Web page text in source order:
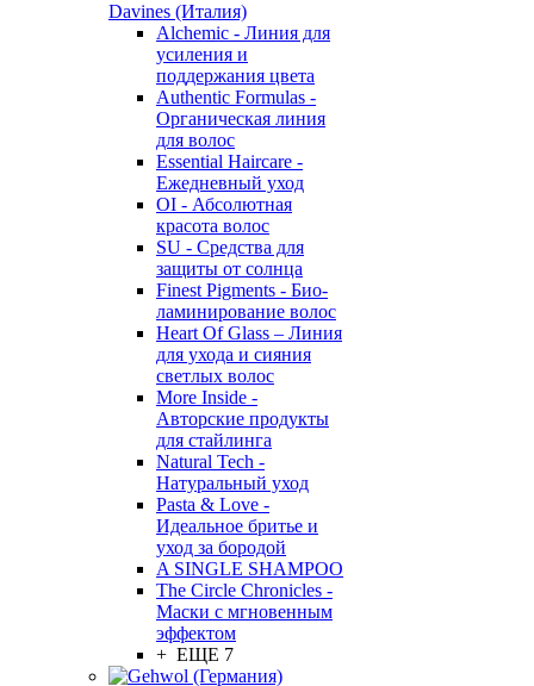
Davines (Италия)
Alchemic - Линия для
усиления и
поддержания цвета
Authentic Formulas -
Органическая линия
для волос
Essential Haircare -
Eжедневный уход
OI - Абсолютная
красота волос
SU - Средства для
защиты от солнца
Finest Pigments - Био-
ламинирование волос
Heart Of Glass – Линия
для ухода и сияния
светлых волос
More Inside -
Авторские продукты
для стайлинга
Natural Tech -
Натуральный уход
Pasta & Love -
Идеальное бритье и
уход за бородой
A SINGLE SHAMPOO
The Circle Chronicles -
Маски с мгновенным
эффектом
+ ЕЩЕ 7